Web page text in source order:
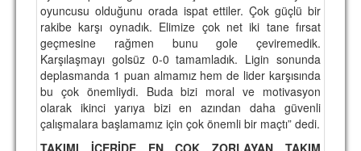
oyuncusu olduğunu orada ispat ettiler. Çok güçlü bir
rakibe karşı oynadık. Elimize çok net iki tane fırsat
geçmesine rağmen bunu gole çeviremedik.
Karşılaşmayı golsüz 0-0 tamamladık. Ligin sonunda
deplasmanda 1 puan almamız hem de lider karşısında
bu çok önemliydi. Buda bizi moral ve motivasyon
olarak ikinci yarıya bizi en azından daha güvenli
çalışmalara başlamamız için çok önemli bir maçtı” dedi.
TAKIMI İÇERİDE EN ÇOK ZORLAYAN TAKIM